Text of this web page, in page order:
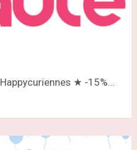
★ -15%...